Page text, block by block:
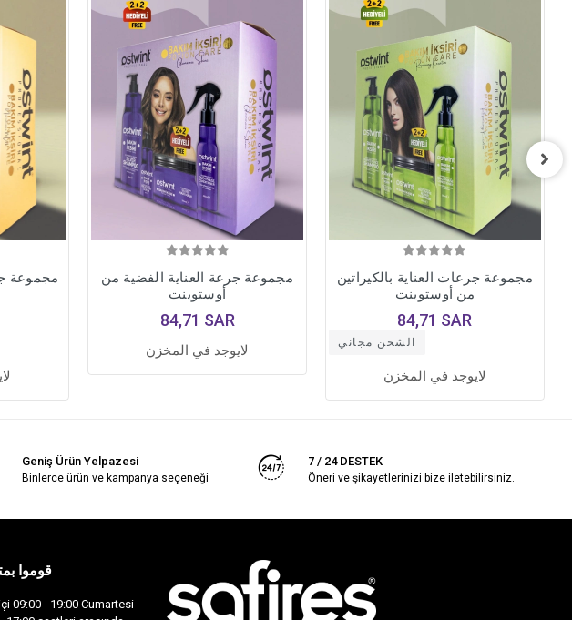
مجموعة
مجموعة جرعة العناية الفضية من
أوستوينت
84,71 SAR
لايوجد في المخزن
مجموعة جرعات العناية بالكيراتين
من أوستوينت
84,71 SAR
الشحن مجاني
لايوجد في المخزن
Geniş Ürün Yelpazesi
Binlerce ürün ve kampanya seçeneği
7 / 24 DESTEK
Öneri ve şikayetlerinizi bize iletebilirsiniz.
قوموا
09:00 - 19:00 Cumartesi